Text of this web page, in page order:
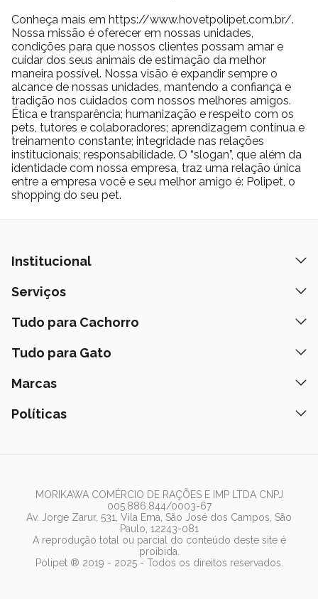
Conheça mais em https://www.hovetpolipet.com.br/.
Nossa missão é oferecer em nossas unidades,
condições para que nossos clientes possam amar e
cuidar dos seus animais de estimação da melhor
maneira possível. Nossa visão é expandir sempre o
alcance de nossas unidades, mantendo a confiança e
tradição nos cuidados com nossos melhores amigos.
Ética e transparência; humanização e respeito com os
pets, tutores e colaboradores; aprendizagem contínua e
treinamento constante; integridade nas relações
institucionais; responsabilidade. O “slogan”, que além da
identidade com nossa empresa, traz uma relação única
entre a empresa você e seu melhor amigo é: Polipet, o
shopping do seu pet.
Institucional
Quem Somos
Prazos de Entrega
Fale Conosco
Lista de Desejos
Serviços
Banho e Tosa
Peça pelo Delivery
Assinatura Polipet
Tudo para Cachorro
Ração
Coleiras
Tudo para Gato
Ração
Marcas
Nexgard
Pedigree
Whiskas
Dog Chow
Royal Canin
Políticas
MORIKAWA COMÉRCIO DE RAÇÕES E IMP LTDA CNPJ
005.886.844/0003-67
Av. Jorge Zarur, 531, Vila Ema, São José dos Campos, São
Paulo, 12243-081
A reprodução total ou parcial do conteúdo deste site é
proibida.
Polipet ® 2019 - 2025 - Todos os direitos reservados.